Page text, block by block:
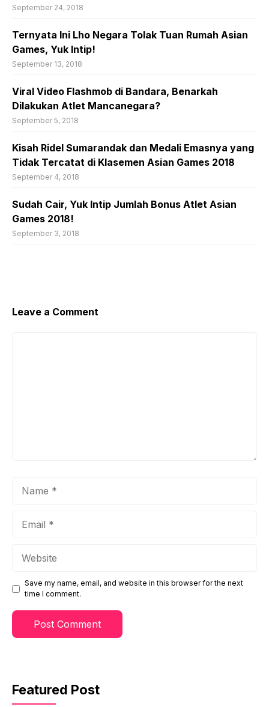
September 24, 2018
Ternyata Ini Lho Negara Tolak Tuan Rumah Asian
Games, Yuk Intip!
September 13, 2018
Viral Video Flashmob di Bandara, Benarkah
Dilakukan Atlet Mancanegara?
September 5, 2018
Kisah Ridel Sumarandak dan Medali Emasnya yang
Tidak Tercatat di Klasemen Asian Games 2018
September 4, 2018
Sudah Cair, Yuk Intip Jumlah Bonus Atlet Asian
Games 2018!
September 3, 2018
Leave a Comment
Save my name, email, and website in this browser for the next
time I comment.
Featured Post